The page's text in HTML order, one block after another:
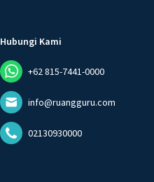
Hubungi Kami
+62 815-7441-0000
info@ruangguru.com
02130930000